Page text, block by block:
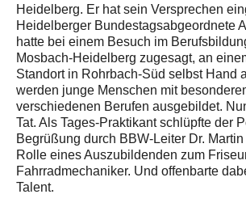
Heidelberg. Er hat sein Versprechen
Heidelberger Bundestagsabgeordnete
hatte bei einem Besuch im
Mosbach-Heidelberg zugesagt, an
Standort in Rohrbach-Süd selbst Hand
werden junge Menschen mit
verschiedenen Berufen ausgebildet.
Tat. Als Tages-Praktikant schlüpfte der
Begrüßung durch BBW-Leiter Dr.
Rolle eines Auszubildenden zum
Fahrradmechaniker. Und offenbarte
Talent.